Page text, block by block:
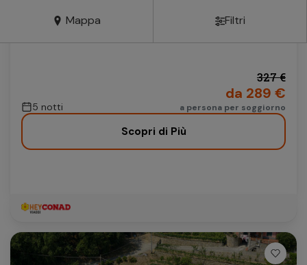
AutonoleggioMappa Filtri
5 notti
327 €
da 289 €
a persona per soggiorno
Scopri di Più